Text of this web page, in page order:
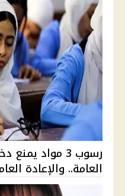
رسوب 3 مواد
العامة.. والإعادة